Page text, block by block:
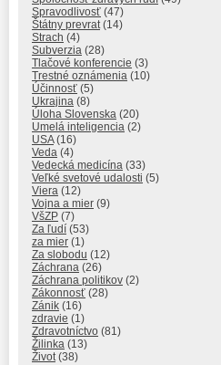
Spravodlivosť (47)
Štátny prevrat(14)
Strach (4)
Subverzia (28)
Tlačové konferencie (3)
Trestné oznámenia (10)
Účinnosť (5)
Ukrajina (8)
Úloha Slovenska (20)
Umelá inteligencia (2)
USA(16)
Veda (4)
Vedecká medicína (33)
Veľké svetové udalosti (5)
Viera (12)
Vojna a mier (9)
VšZP (7)
Za ľudí (53)
za mier (1)
Za slobodu (12)
Záchrana (26)
Záchrana politikov (2)
Zákonnosť (28)
Zánik (16)
zdravie (1)
Zdravotníctvo (81)
Žilinka (13)
Život(38)